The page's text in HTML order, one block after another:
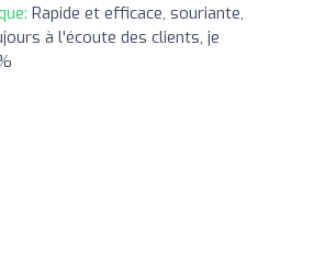
Rapide et efficace, souriante,
à l'écoute des clients, je